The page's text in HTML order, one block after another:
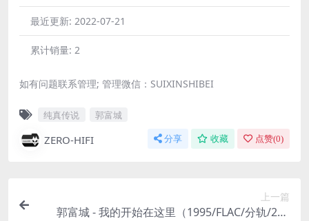
最近更新: 2022-07-21
累计销量: 2
如有问题联系管理; 管理微信：SUIXINSHIBEI
纯真传说 郭富城
ZERO-HIFI 分享 收藏 点赞(0)
上一篇
郭富城 - 我的开始在这里（1995/FLAC/分轨/292